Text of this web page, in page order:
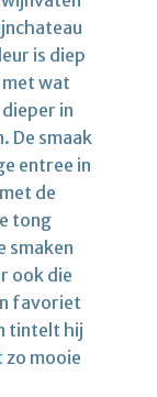
is diep
met wat
in
De smaak
entree in
de
tong
smaken
ook die
favoriet
tintelt hij
zo mooie